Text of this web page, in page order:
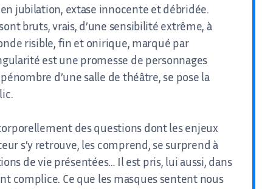
jubilation, extase innocente et débridée.
bruts, vrais, d’une sensibilité extrême, à
risible, fin et onirique, marqué par
est une promesse de personnages
d’une salle de théâtre, se pose la
des questions dont les enjeux
s’y retrouve, les comprend, se surprend à
de vie présentées… Il est pris, lui aussi, dans
complice. Ce que les masques sentent nous